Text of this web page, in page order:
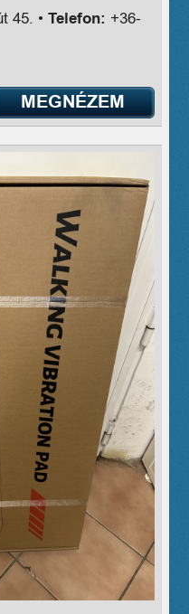
45. •Telefon: +36-
MEGNÉZEM